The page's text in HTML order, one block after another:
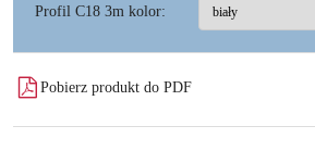
Profil C18 3m kolor:
Pobierz produkt do PDF